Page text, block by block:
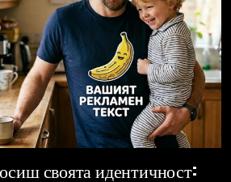
своята идентичност: